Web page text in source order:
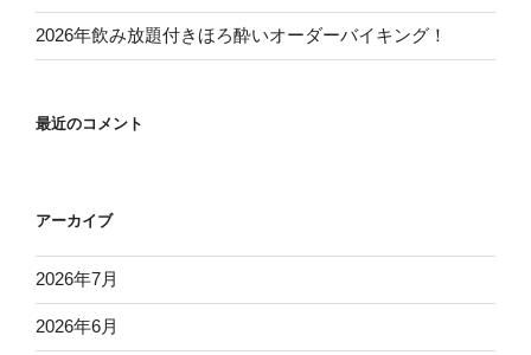
2026年飲み放題付きほろ酔いオーダーバイキング！
最近のコメント
アーカイブ
2026年7月
2026年6月